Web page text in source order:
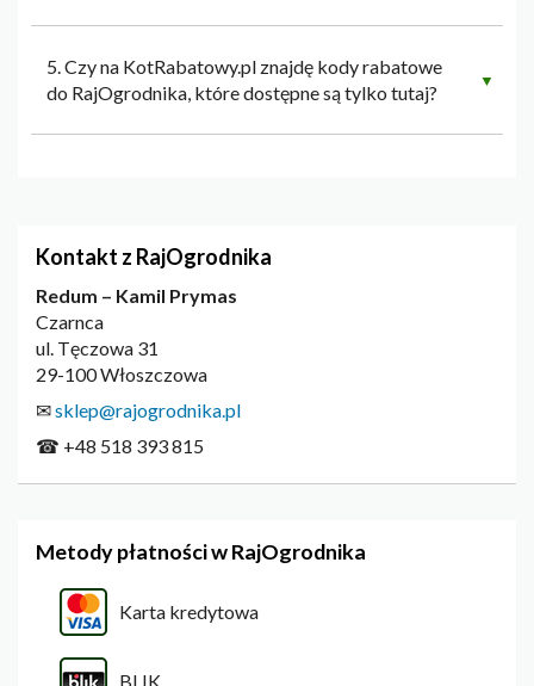
5. Czy na KotRabatowy.pl znajdę kody rabatowe
do RajOgrodnika, które dostępne są tylko tutaj?
▼
Kontakt z RajOgrodnika
Redum – Kamil Prymas
Czarnca
ul. Tęczowa 31
29-100 Włoszczowa
✉sklep@rajogrodnika.pl
☎ +48 518 393 815
Metody płatności w RajOgrodnika
Karta kredytowa
BLIK